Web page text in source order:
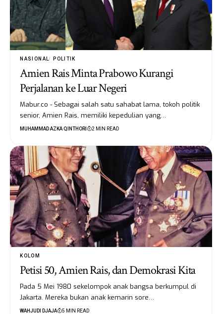
NASIONAL POLITIK
Amien Rais Minta Prabowo Kurangi
Perjalanan ke Luar Negeri
Mabur.co - Sebagai salah satu sahabat lama, tokoh politik
senior, Amien Rais, memiliki kepedulian yang…
MUHAMMAD AZKA QINTHORI 2 MIN READ
KOLOM
Petisi 50, Amien Rais, dan Demokrasi Kita
Pada 5 Mei 1980 sekelompok anak bangsa berkumpul di
Jakarta. Mereka bukan anak kemarin sore…
WAHJUDI DJAJA 5 MIN READ